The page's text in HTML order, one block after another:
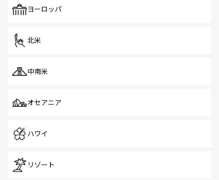
で、ホーカーズは地元の風情を楽しめる外せないスポット
ヨーロッパ
北米
中南米
オセアニア
ハワイ
リゾート